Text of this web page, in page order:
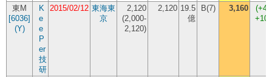
東M
[6036]
(Y)
K
e
e
P
er
技
研
2015/02/12 東海東
京
2,120
(2,000-
2,120)
2,120 19.5
億
B(7) 3,160